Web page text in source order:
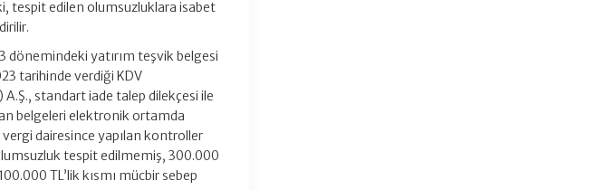
tespit edilen olumsuzluklara isabet
dönemindeki yatırım teşvik belgesi
tarihinde verdiği KDV
standart iade talep dilekçesi ile
belgeleri elektronik ortamda
dairesince yapılan kontroller
tespit edilmemiş, 300.000
TL’lik kısmı mücbir sebep